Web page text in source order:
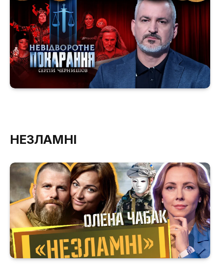
НЕЗЛАМНІ